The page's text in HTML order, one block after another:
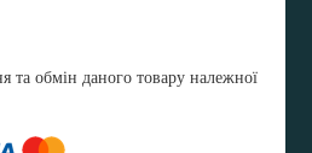
та обмін даного товару належної